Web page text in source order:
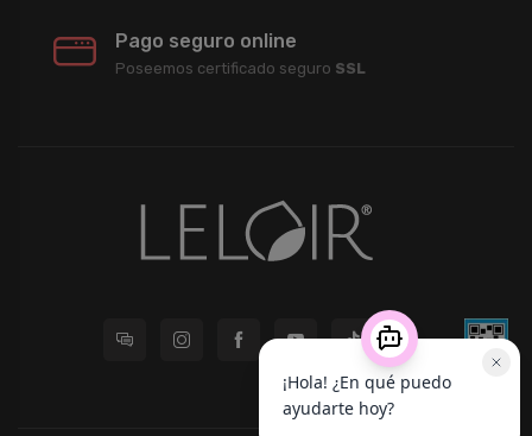
Pago seguro online
Poseemos certificado seguro SSL